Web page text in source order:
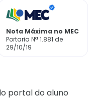
Nota Máxima no MEC
Portaria Nª 1.881 de
29/10/19
portal do aluno